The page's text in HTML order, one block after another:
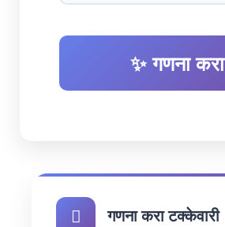
✨ गणना करा
गणना करा टक्केवारी